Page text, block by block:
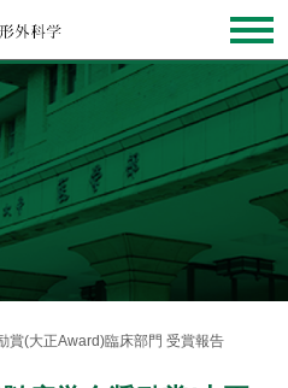
賞(大正Award)臨床部門 受賞報告